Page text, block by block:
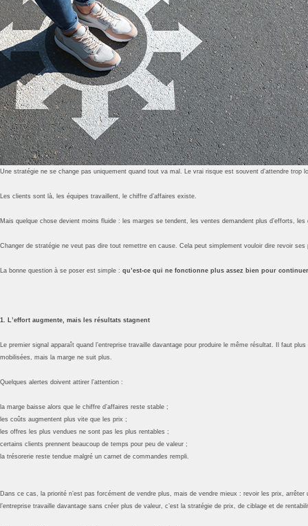
Une stratégie ne se change pas uniquement quand tout va mal. Le vrai risque est souvent d’attendre trop
Les clients sont là, les équipes travaillent, le chiffre d’affaires existe.
Mais quelque chose devient moins fluide : les marges se tendent, les ventes demandent plus d’efforts,
Changer de stratégie ne veut pas dire tout remettre en cause. Cela peut simplement vouloir dire revoir
La bonne question à se poser est simple : qu’est-ce qui ne fonctionne plus assez bien pour
1. L’effort augmente, mais les résultats stagnent
Le premier signal apparaît quand l’entreprise travaille davantage pour produire le même résultat. Il faut
mobilisées, mais la marge ne suit plus.
Quelques alertes doivent attirer l’attention :
la marge baisse alors que le chiffre d’affaires reste stable ;
les coûts augmentent plus vite que les prix ;
les offres les plus vendues ne sont pas les plus rentables ;
certains clients prennent beaucoup de temps pour peu de valeur ;
la trésorerie reste tendue malgré un carnet de commandes rempli.
Dans ce cas, la priorité n’est pas forcément de vendre plus, mais de vendre mieux : revoir les prix,
l’entreprise travaille davantage sans créer plus de valeur, c’est la stratégie de prix, de ciblage et de